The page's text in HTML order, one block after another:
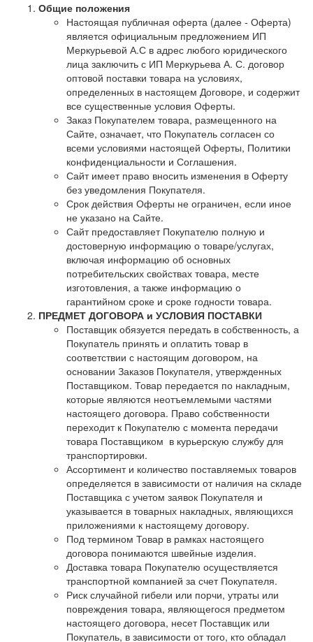
Общие положения
Настоящая публичная оферта (далее - Оферта)
является официальным предложением ИП
Меркурьевой А.С в адрес любого юридического
лица заключить с ИП Меркурьева А. С. договор
оптовой поставки товара на условиях,
определенных в настоящем Договоре, и содержит
все существенные условия Оферты.
Заказ Покупателем товара, размещенного на
Сайте, означает, что Покупатель согласен со
всеми условиями настоящей Оферты, Политики
конфиденциальности и Соглашения.
Сайт имеет право вносить изменения в Оферту
без уведомления Покупателя.
Срок действия Оферты не ограничен, если иное
не указано на Сайте.
Сайт предоставляет Покупателю полную и
достоверную информацию о товаре/услугах,
включая информацию об основных
потребительских свойствах товара, месте
изготовления, а также информацию о
гарантийном сроке и сроке годности товара.
ПРЕДМЕТ ДОГОВОРА и УСЛОВИЯ ПОСТАВКИ
Поставщик обязуется передать в собственность, а
Покупатель принять и оплатить товар в
соответствии с настоящим договором, на
основании Заказов Покупателя, утвержденных
Поставщиком. Товар передается по накладным,
которые являются неотъемлемыми частями
настоящего договора. Право собственности
переходит к Покупателю с момента передачи
товара Поставщиком в курьерскую службу для
транспортировки.
Ассортимент и количество поставляемых товаров
определяется в зависимости от наличия на складе
Поставщика с учетом заявок Покупателя и
указывается в товарных накладных, являющихся
приложениями к настоящему договору.
Под термином Товар в рамках настоящего
договора понимаются швейные изделия.
Доставка товара Покупателю осуществляется
транспортной компанией за счет Покупателя.
Риск случайной гибели или порчи, утраты или
повреждения товара, являющегося предметом
настоящего договора, несет Поставщик или
Покупатель, в зависимости от того, кто обладал